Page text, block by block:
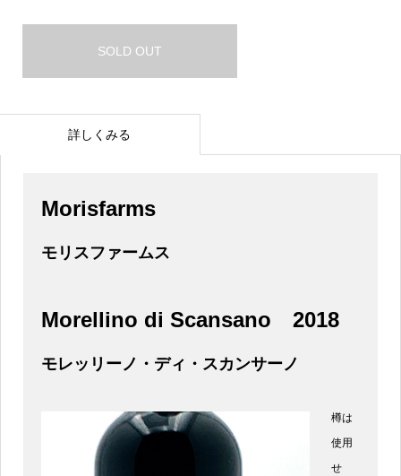
SOLD OUT
詳しくみる
Morisfarms
モリスファームス
Morellino di Scansano 2018
モレッリーノ・ディ・スカンサーノ
樽は
使用
せ